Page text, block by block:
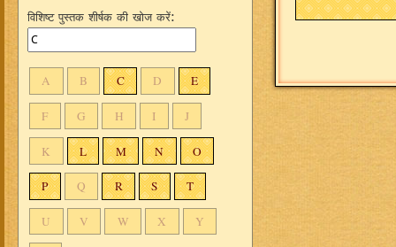
विशिष्ट पुस्तक शीर्षक की खोज करें:
A B C D E
F G H I J
K L M N O
P Q R S T
U V W X Y